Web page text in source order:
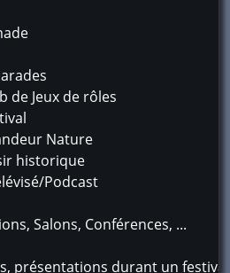
de Jeux de rôles
Nature
historique
Podcast
Salons, Conférences, ...
présentations durant un festival